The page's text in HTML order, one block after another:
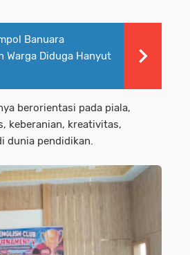
Banuara
Warga Diduga Hanyut
berorientasi pada piala,
keberanian, kreativitas,
dunia pendidikan.